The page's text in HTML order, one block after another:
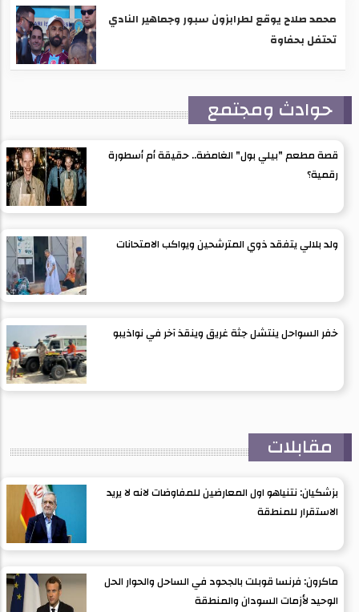
محمد صلاح يوقع لطرابزون سبور وجماهير النادي
تحتفل بحفاوة
حوادث ومجتمع
قصة مطعم "بيلي بول" الغامضة.. حقيقة أم أسطورة
رقمية؟
ولد بلالي يتفقد ذوي المترشحين ويواكب الامتحانات
خفر السواحل ينتشل جثة غريق وينقذ آخر في نواذيبو
مقابلات
بزشكيان: نتنياهو اول المعارضين للمفاوضات لانه لا يريد
الاستقرار للمنطقة
ماكرون: فرنسا قوبلت بالجحود في الساحل والحوار الحل
الوحيد لأزمات السودان والمنطقة